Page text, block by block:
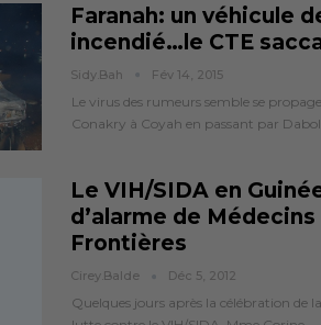
Faranah: un véhicule
incendié…le CTE
Sidy.bah Fév 14, 2015
Le virus des rumeurs semble se
Conakry à Coyah en passant par
Le VIH/SIDA en
d’alarme de Médecins
Frontières
Cirey.balde Déc 5, 2012
Quelques jours après la célébration de